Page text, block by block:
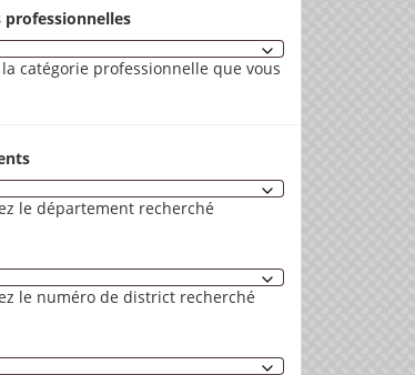
professionnelles
la catégorie professionnelle que vous
le département recherché
le numéro de district recherché